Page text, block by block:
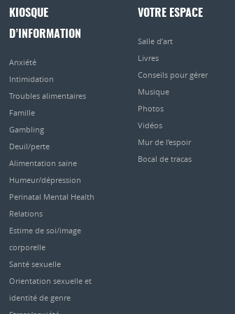
KIOSQUE
D’INFORMATION
Anxiété
Intimidation
Troubles alimentaires
Famille
Gambling
Deuil/perte
Alimentation saine
Humeur/dépression
Perinatal Mental Health
Relations
Estime de soi/image
corporelle
Santé sexuelle
Orientation sexuelle et
identité de genre
VOTRE ESPACE
Salle d’art
Livres
Conseils pour gérer
Musique
Photos
Vidéos
Mur de l’espoir
Bocal de tracas